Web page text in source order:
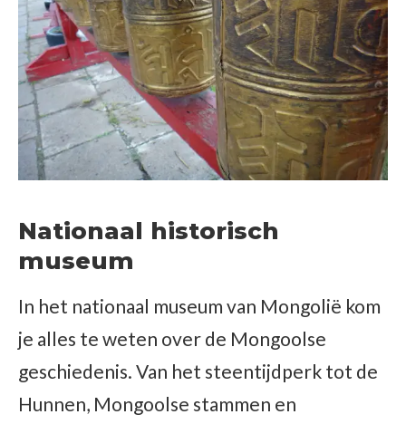
Nationaal historisch
museum
In het nationaal museum van Mongolië kom
je alles te weten over de Mongoolse
geschiedenis. Van het steentijdperk tot de
Hunnen, Mongoolse stammen en